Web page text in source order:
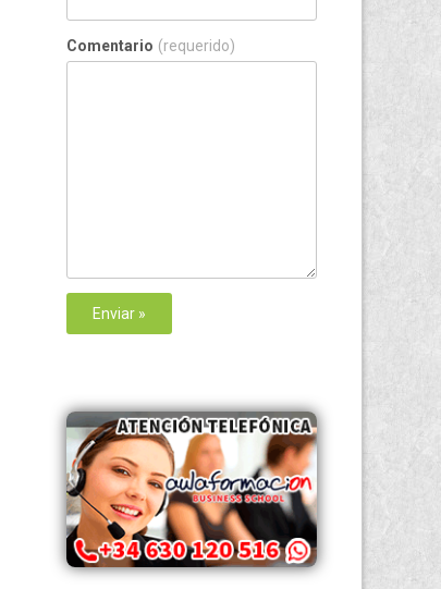
Comentario (requerido)